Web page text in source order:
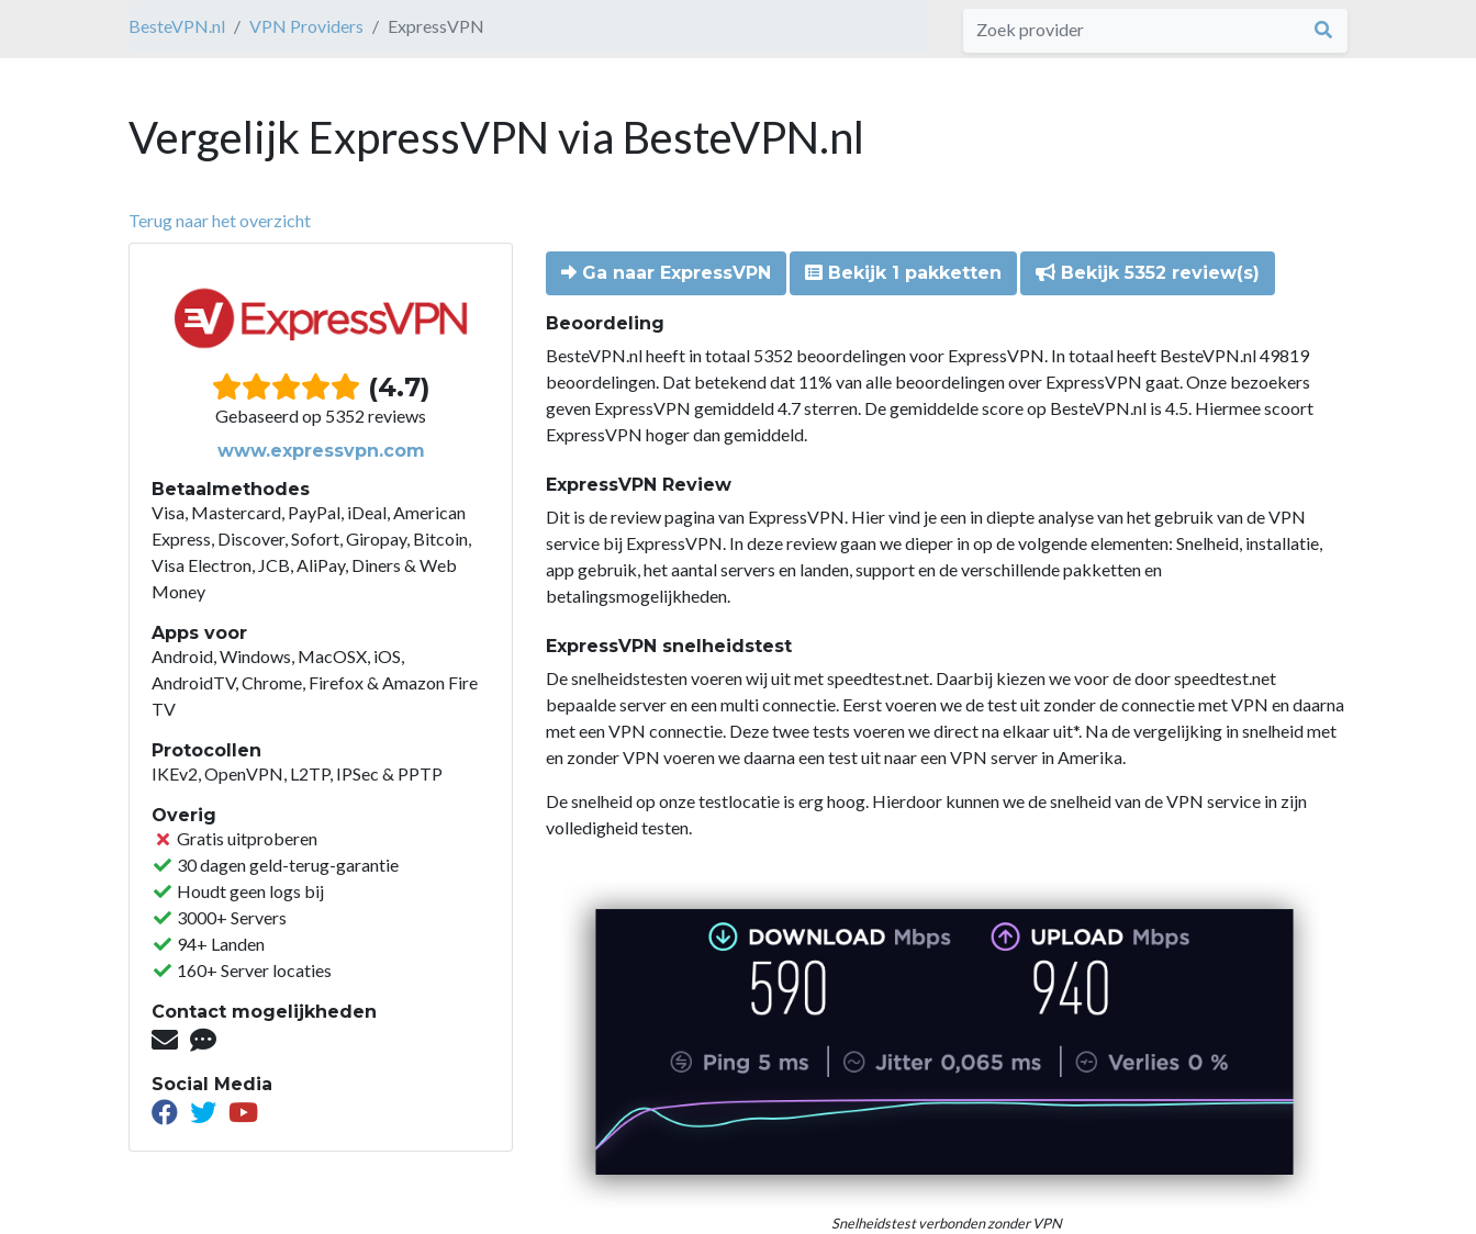
BesteVPN.nl VPN Providers ExpressVPN
Vergelijk ExpressVPN via BesteVPN.nl
Terug naar het overzicht
(4.7)
Gebaseerd op 5352 reviews
www.expressvpn.com
Betaalmethodes
Visa, Mastercard, PayPal, iDeal, American
Express, Discover, Sofort, Giropay, Bitcoin,
Visa Electron, JCB, AliPay, Diners & Web
Money
Apps voor
Android, Windows, MacOSX, iOS,
AndroidTV, Chrome, Firefox & Amazon Fire
TV
Protocollen
IKEv2, OpenVPN, L2TP, IPSec & PPTP
Overig
Gratis uitproberen
30 dagen geld-terug-garantie
Houdt geen logs bij
3000+ Servers
94+ Landen
160+ Server locaties
Contact mogelijkheden
Social Media
Ga naar ExpressVPN Bekijk 1 pakketten Bekijk 5352 review(s)
Beoordeling
BesteVPN.nl heeft in totaal 5352 beoordelingen voor ExpressVPN. In totaal heeft BesteVPN.nl 49819
beoordelingen. Dat betekend dat 11% van alle beoordelingen over ExpressVPN gaat. Onze bezoekers
geven ExpressVPN gemiddeld 4.7 sterren. De gemiddelde score op BesteVPN.nl is 4.5. Hiermee scoort
ExpressVPN hoger dan gemiddeld.
ExpressVPN Review
Dit is de review pagina van ExpressVPN. Hier vind je een in diepte analyse van het gebruik van de VPN
service bij ExpressVPN. In deze review gaan we dieper in op de volgende elementen: Snelheid, installatie,
app gebruik, het aantal servers en landen, support en de verschillende pakketten en
betalingsmogelijkheden.
ExpressVPN snelheidstest
De snelheidstesten voeren wij uit met speedtest.net. Daarbij kiezen we voor de door speedtest.net
bepaalde server en een multi connectie. Eerst voeren we de test uit zonder de connectie met VPN en daarna
met een VPN connectie. Deze twee tests voeren we direct na elkaar uit*. Na de vergelijking in snelheid met
en zonder VPN voeren we daarna een test uit naar een VPN server in Amerika.
De snelheid op onze testlocatie is erg hoog. Hierdoor kunnen we de snelheid van de VPN service in zijn
volledigheid testen.
Snelheidstest verbonden zonder VPN